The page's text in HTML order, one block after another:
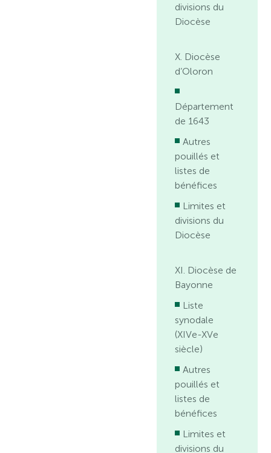
divisions du
Diocèse
X. Diocèse
d’Oloron
Département
de 1643
Autres
pouillés et
listes de
bénéfices
Limites et
divisions du
Diocèse
XI. Diocèse de
Bayonne
Liste
synodale
(XIVe-XVe
siècle)
Autres
pouillés et
listes de
bénéfices
Limites et
divisions du